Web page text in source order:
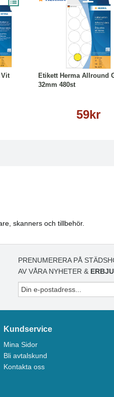
Vit
mer
Etikett Herma Allround
32mm 480st
59kr
Köp
skanners och tillbehör.
PRENUMERERA PÅ
AV VÅRA NYHETER &
Kundservice
Mina Sidor
Bli avtalskund
Kontakta oss